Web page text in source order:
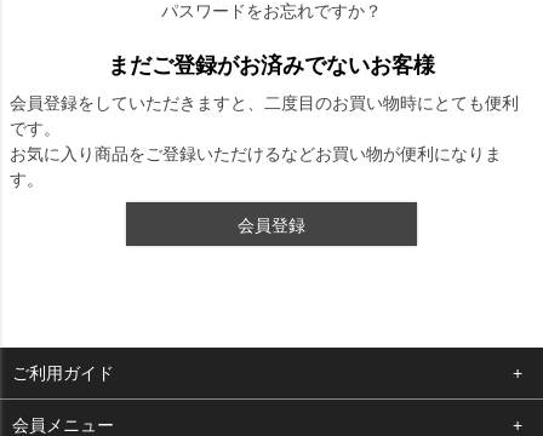
パスワードをお忘れですか？
まだご登録がお済みでないお客様
会員登録をしていただきますと、二度目のお買い物時にとても便利
です。
お気に入り商品をご登録いただけるなどお買い物が便利になりま
す。
会員登録
ご利用ガイド
よくある質問
会員メニュー